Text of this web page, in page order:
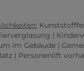
|
im Gebäude |
| Personenlift